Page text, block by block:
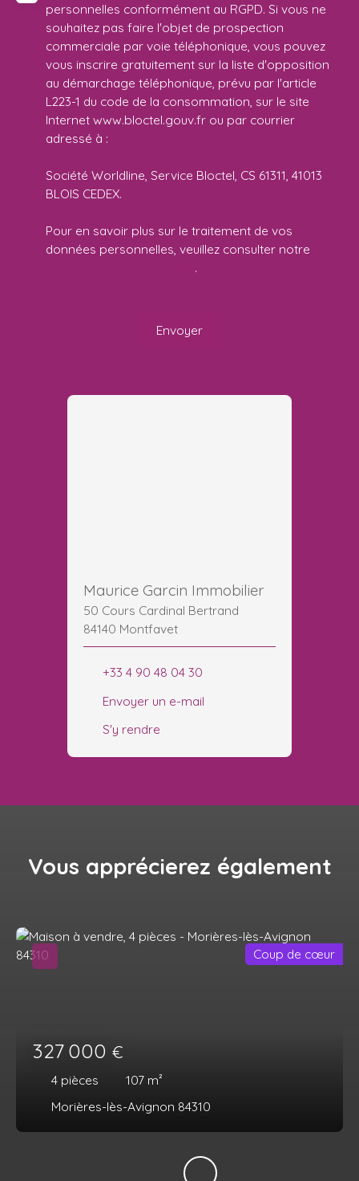
personnelles conformément au RGPD. Si vous ne
souhaitez pas faire l'objet de prospection
commerciale par voie téléphonique, vous pouvez
vous inscrire gratuitement sur la liste d'opposition
au démarchage téléphonique, prévu par l'article
L223-1 du code de la consommation, sur le site
Internet www.bloctel.gouv.fr ou par courrier
adressé à :
Société Worldline, Service Bloctel, CS 61311, 41013
BLOIS CEDEX.
Pour en savoir plus sur le traitement de vos
données personnelles, veuillez consulter notre
.
Envoyer
Maurice Garcin Immobilier
50 Cours Cardinal Bertrand
84140 Montfavet
+33 4 90 48 04 30
Envoyer un e-mail
S'y rendre
Vous apprécierez également
327 000 €
4 pièces 107 m²
Morières-lès-Avignon 84310
Coup de cœur